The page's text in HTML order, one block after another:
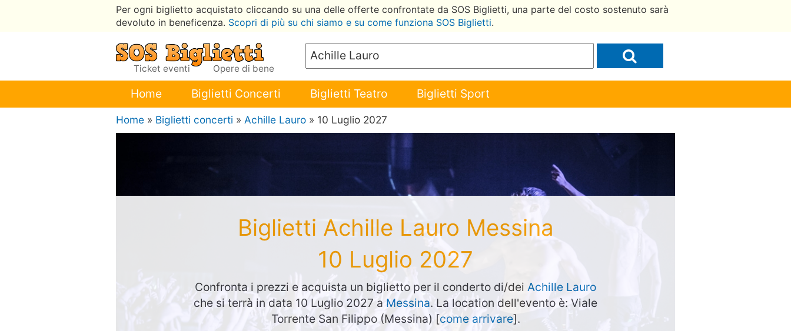
Per ogni biglietto acquistato cliccando su una delle offerte confrontate da SOS Biglietti, una parte del costo sostenuto sarà
devoluto in beneficenza. Scopri di più su chi siamo e su come funziona SOS Biglietti.
Ticket eventi Opere di bene
Home Biglietti Concerti Biglietti Teatro Biglietti Sport
Home » Biglietti concerti » Achille Lauro » 10 Luglio 2027
Biglietti Achille Lauro Messina
10 Luglio 2027
Confronta i prezzi e acquista un biglietto per il conderto di/dei Achille Lauro
che si terrà in data 10 Luglio 2027 a Messina. La location dell'evento è: Viale
Torrente San Filippo (Messina) [come arrivare].